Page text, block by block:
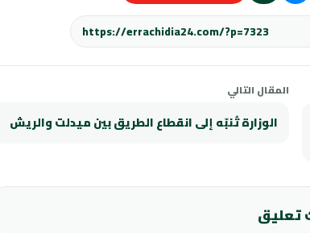
المقال التالي
الوزارة تُنبّه إلى انقطاع الطريق بين ميدلت والريش
تعليق